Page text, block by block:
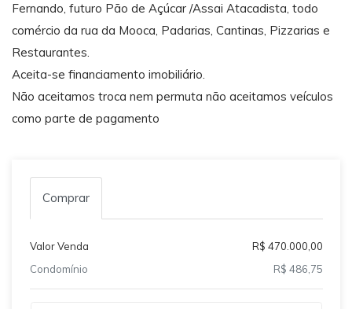
Fernando, futuro Pão de Açúcar /Assai Atacadista, todo
comércio da rua da Mooca, Padarias, Cantinas, Pizzarias e
Restaurantes.
Aceita-se financiamento imobiliário.
Não aceitamos troca nem permuta não aceitamos veículos
como parte de pagamento
Comprar
Valor Venda
R$ 470.000,00
Condomínio
R$ 486,75